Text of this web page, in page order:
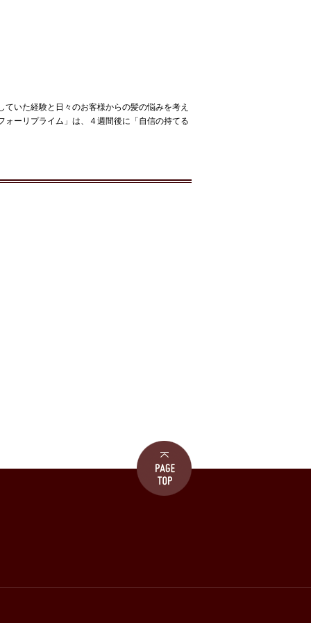
いた経験と日々のお客様からの髪の悩みを考え
ーリプライム」は、４週間後に「自信の持てる